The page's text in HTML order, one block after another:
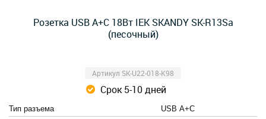
Розетка USB A+C 18Вт IEK SKANDY SK-R13Sa
(песочный)
Артикул SK-U22-018-K98
Срок 5-10 дней
Тип разъема
USB А+C